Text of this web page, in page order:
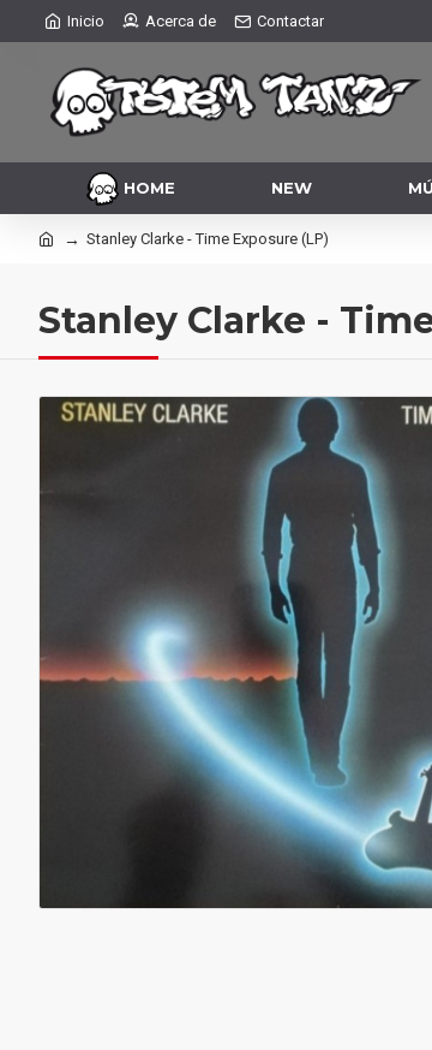
Inicio Acerca de Contactar
HOME NEW
Stanley Clarke - Time Exposure (LP)
Stanley Clarke -